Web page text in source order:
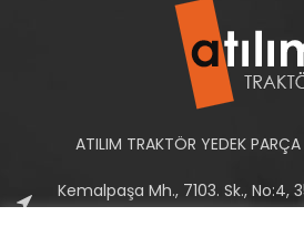
ATILIM TRAKTÖR YEDEK
Kemalpaşa Mh., 7103. Sk.,